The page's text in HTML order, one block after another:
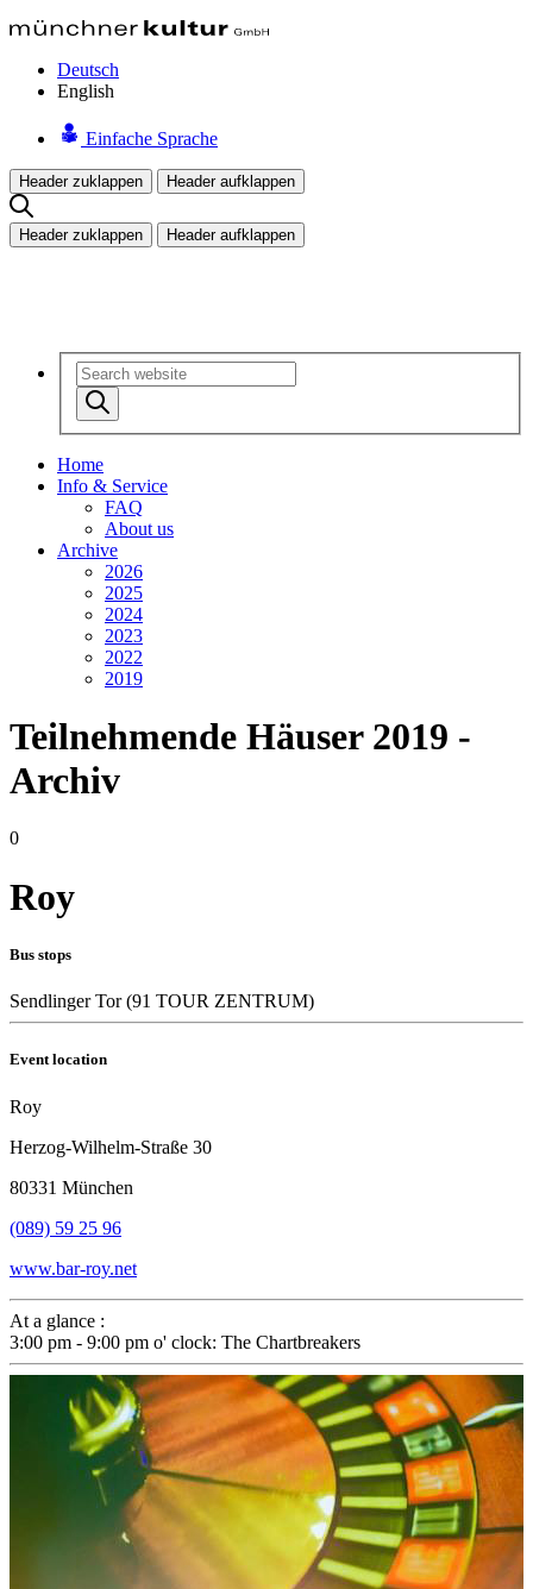
Deutsch
English
Einfache Sprache
Header zuklappen Header aufklappen
Header zuklappen Header aufklappen
Home
Info & Service
FAQ
About us
Archive
2026
2025
2024
2023
2022
2019
Teilnehmende Häuser 2019 -
Archiv
0
Roy
Bus stops
Sendlinger Tor (91 TOUR ZENTRUM)
Event location
Roy
Herzog-Wilhelm-Straße 30
80331 München
(089) 59 25 96
www.bar-roy.net
At a glance :
3:00 pm - 9:00 pm o' clock: The Chartbreakers